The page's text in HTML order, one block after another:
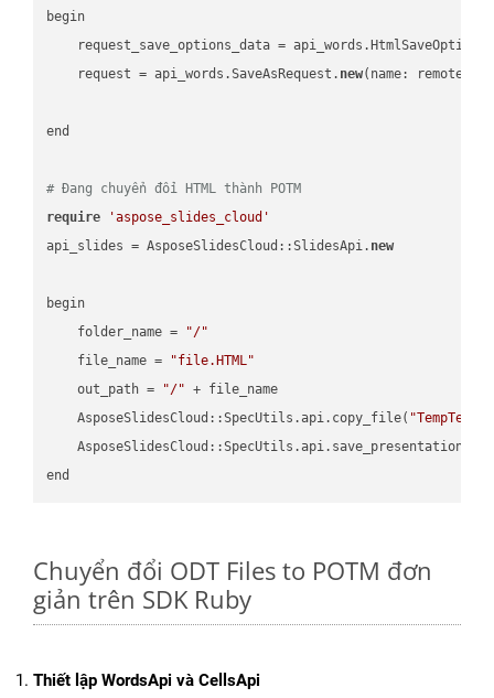
begin
request_save_options_data =
    request = api_words.SaveAsRequest.
new(name:
end
# Đang chuyển đổi HTML thành POTM
require
'aspose_slides_cloud'
api_slides = AsposeSlidesCloud::SlidesApi. new
begin
    folder_name =
"/"
    file_name =
"file.HTML"
    out_path =
"/" + file_name
    AsposeSlidesCloud::SpecUtils.api.copy_file(
Chuyển đổi ODT Files to POTM đơn
giản trên SDK Ruby
Thiết lập WordsApi và CellsApi